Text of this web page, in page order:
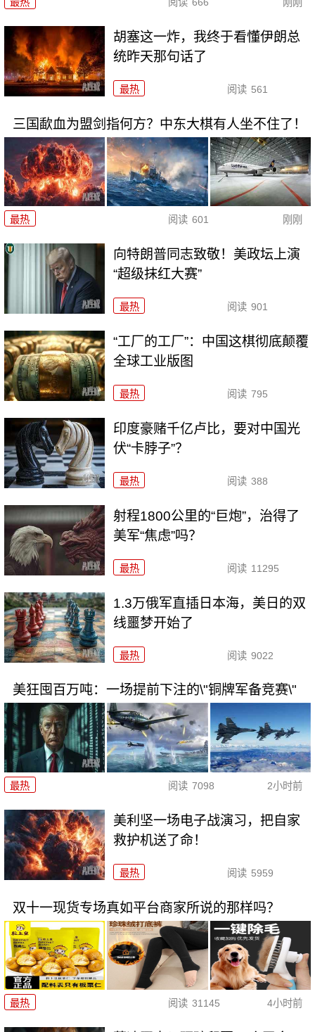
胡塞这一炸，我终于看懂伊朗总
统昨天那句话了
最热 阅读 561
三国歃血为盟剑指何方？中东大棋有人坐不住了！
最热 阅读 601 刚刚
向特朗普同志致敬！美政坛上演
“超级抹红大赛”
最热 阅读 901
“工厂的工厂”：中国这棋彻底颠覆
全球工业版图
最热 阅读 795
印度豪赌千亿卢比，要对中国光
伏“卡脖子”？
最热 阅读 388
射程1800公里的“巨炮”，治得了
美军“焦虑”吗？
最热 阅读 11295
1.3万俄军直插日本海，美日的双
线噩梦开始了
最热 阅读 9022
美狂囤百万吨：一场提前下注的\"铜牌军备竞赛\"
最热 阅读 7098 2小时前
美利坚一场电子战演习，把自家
救护机送了命！
最热 阅读 5959
双十一现货专场真如平台商家所说的那样吗？
最热 阅读 31145 4小时前